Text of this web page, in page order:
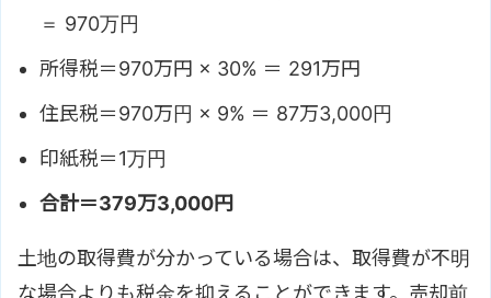
＝ 970万円
所得税＝970万円 × 30% ＝ 291万円
住民税＝970万円 × 9% ＝ 87万3,000円
印紙税＝1万円
合計＝379万3,000円
土地の取得費が分かっている場合は、取得費が不明
な場合よりも税金を抑えることができます。売却前